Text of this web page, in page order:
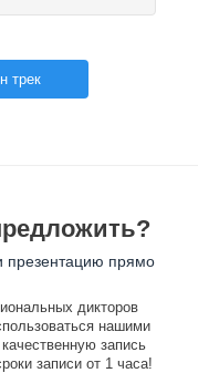
трек
презентацию прямо
дикторов
нашими
запись
записи от 1 часа!